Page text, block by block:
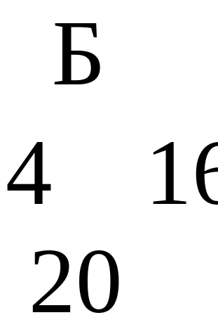
Б
4
20